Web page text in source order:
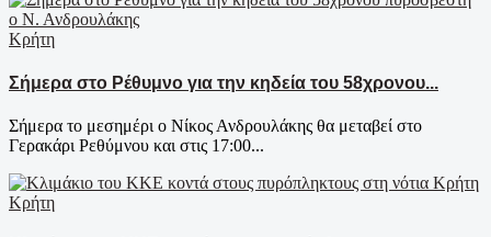
Κρήτη
Σήμερα στο Ρέθυμνο για την κηδεία του 58χρονου...
Σήμερα το μεσημέρι ο Νίκος Ανδρουλάκης θα μεταβεί στο
Γερακάρι Ρεθύμνου και στις 17:00...
Κρήτη